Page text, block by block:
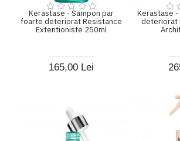
Kerastase - Sampon par
foarte deteriorat Resistance
Extentioniste 250ml
165,00 Lei
Kerastase -
deteriorat